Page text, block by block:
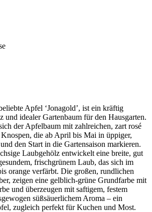
Apfel ‘Jonagold’, ist ein kräftig
und idealer Gartenbaum für den Hausgarten.
der Apfelbaum mit zahlreichen, zart rosé
die ab April bis Mai in üppiger,
den Start in die Gartensaison markieren.
Laubgehölz entwickelt eine breite, gut
frischgrünem Laub, das sich im
orange verfärbt. Die großen, rundlichen
zeigen eine gelblich-grüne Grundfarbe mit
und überzeugen mit saftigem, festem
süßsäuerlichem Aroma – ein
zugleich perfekt für Kuchen und Most.